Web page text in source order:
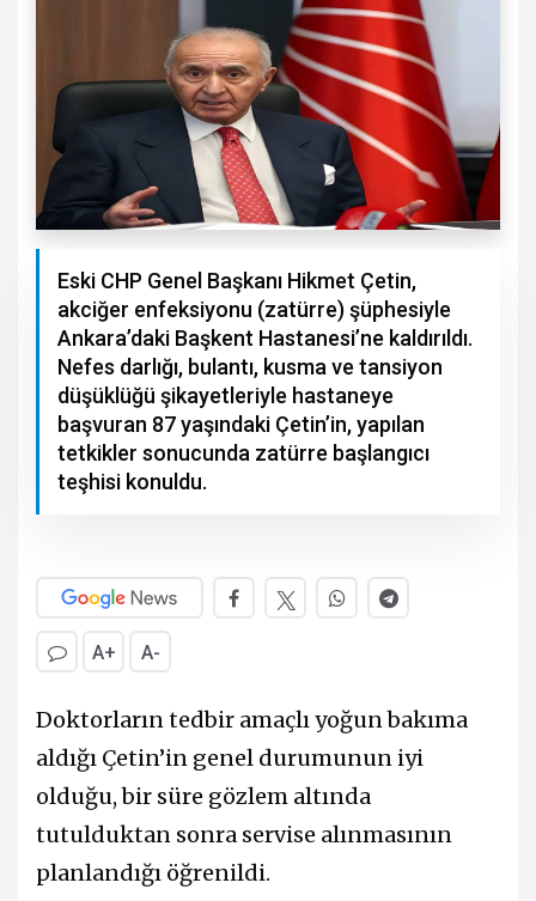
Eski CHP Genel Başkanı Hikmet Çetin,
akciğer enfeksiyonu (zatürre) şüphesiyle
Ankara’daki Başkent Hastanesi’ne kaldırıldı.
Nefes darlığı, bulantı, kusma ve tansiyon
düşüklüğü şikayetleriyle hastaneye
başvuran 87 yaşındaki Çetin’in, yapılan
tetkikler sonucunda zatürre başlangıcı
teşhisi konuldu.
A+ A-
Doktorların tedbir amaçlı yoğun bakıma
aldığı Çetin’in genel durumunun iyi
olduğu, bir süre gözlem altında
tutulduktan sonra servise alınmasının
planlandığı öğrenildi.